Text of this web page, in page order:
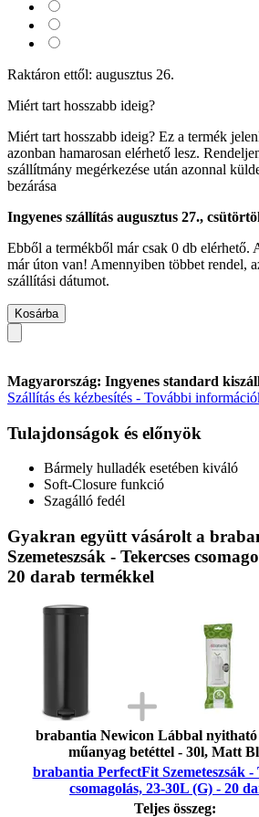
Raktáron ettől: augusztus 26.
Miért tart hosszabb ideig?
Miért tart hosszabb ideig? Ez a termék
azonban hamarosan elérhető lesz.
szállítmány megérkezése után azonnal
bezárása
Ingyenes szállítás augusztus 27.,
Ebből a termékből már csak 0 db elérhető.
már úton van! Amennyiben többet rendel,
szállítási dátumot.
Kosárba
Magyarország: Ingyenes standard
Szállítás és kézbesítés - További
Tulajdonságok és előnyök
Bármely hulladék esetében kiváló
Soft-Closure funkció
Szagálló fedél
Gyakran együtt vásárolt a
Szemeteszsák - Tekercses
20 darab termékkel
brabantia Newicon Lábbal nyitható
műanyag betéttel - 30l, Matt
brabantia PerfectFit Szemeteszsák -
csomagolás, 23-30L (G) - 20
Teljes összeg: